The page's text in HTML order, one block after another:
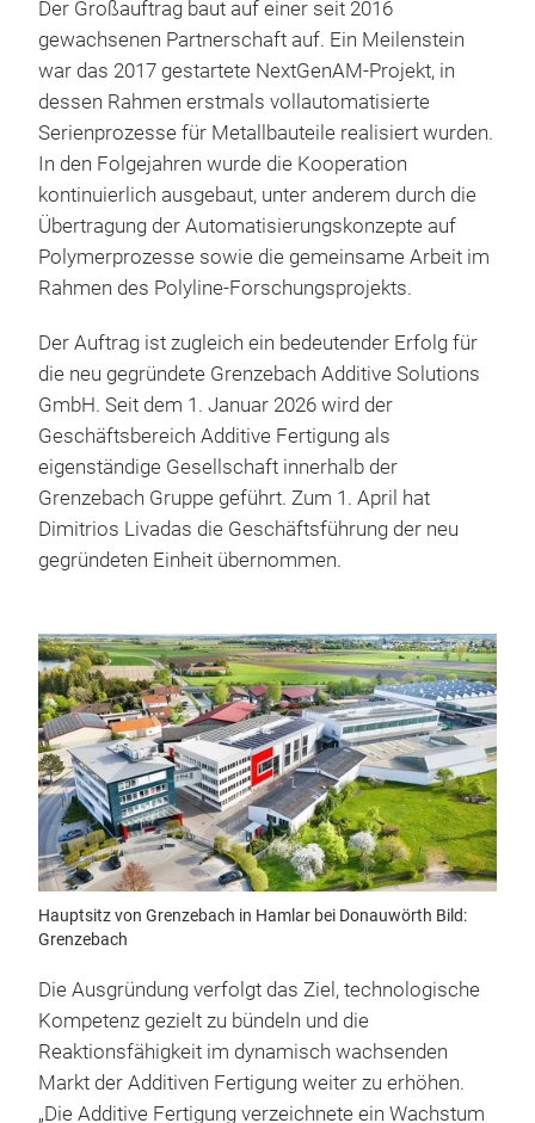
Der Großauftrag baut auf einer seit 2016
gewachsenen Partnerschaft auf. Ein Meilenstein
war das 2017 gestartete NextGenAM-Projekt, in
dessen Rahmen erstmals vollautomatisierte
Serienprozesse für Metallbauteile realisiert wurden.
In den Folgejahren wurde die Kooperation
kontinuierlich ausgebaut, unter anderem durch die
Übertragung der Automatisierungskonzepte auf
Polymerprozesse sowie die gemeinsame Arbeit im
Rahmen des Polyline-Forschungsprojekts.
Der Auftrag ist zugleich ein bedeutender Erfolg für
die neu gegründete Grenzebach Additive Solutions
GmbH. Seit dem 1. Januar 2026 wird der
Geschäftsbereich Additive Fertigung als
eigenständige Gesellschaft innerhalb der
Grenzebach Gruppe geführt. Zum 1. April hat
Dimitrios Livadas die Geschäftsführung der neu
gegründeten Einheit übernommen.
Hauptsitz von Grenzebach in Hamlar bei Donauwörth Bild:
Grenzebach
Die Ausgründung verfolgt das Ziel, technologische
Kompetenz gezielt zu bündeln und die
Reaktionsfähigkeit im dynamisch wachsenden
Markt der Additiven Fertigung weiter zu erhöhen.
„Die Additive Fertigung verzeichnete ein Wachstum